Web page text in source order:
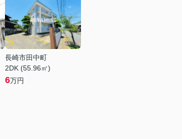
長崎市田中町
2DK (55.96㎡)
6万円